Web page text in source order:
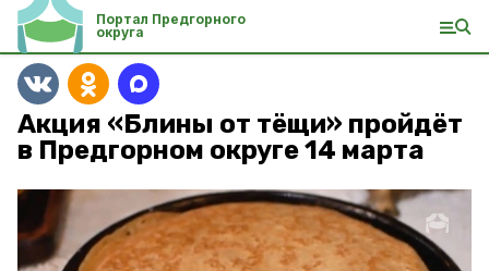
Портал Предгорного
округа
Акция «Блины от тёщи» пройдёт
в Предгорном округе 14 марта